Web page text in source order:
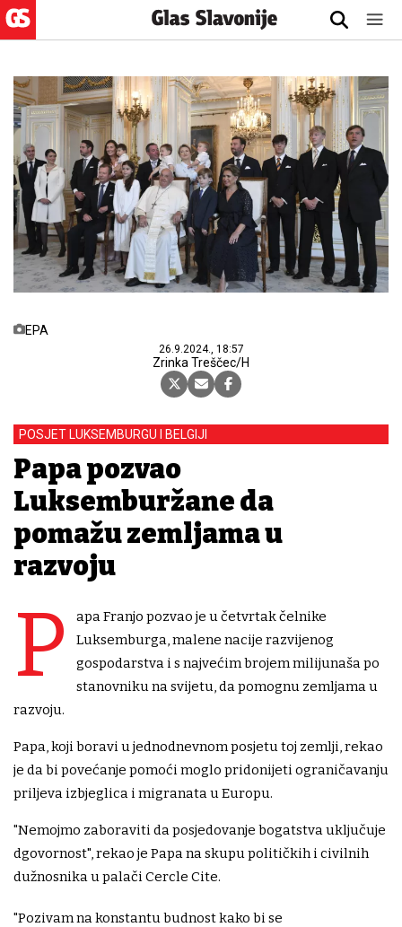
EPA
26.9.2024., 18:57
Zrinka Treščec/H
POSJET LUKSEMBURGU I BELGIJI
Papa pozvao
Luksemburžane da
pomažu zemljama u
razvoju
P
apa Franjo pozvao je u četvrtak čelnike
Luksemburga, malene nacije razvijenog
gospodarstva i s najvećim brojem milijunaša po
stanovniku na svijetu, da pomognu zemljama u
razvoju.
Papa, koji boravi u jednodnevnom posjetu toj zemlji, rekao
je da bi povećanje pomoći moglo pridonijeti ograničavanju
priljeva izbjeglica i migranata u Europu.
"Nemojmo zaboraviti da posjedovanje bogatstva uključuje
dgovornost", rekao je Papa na skupu političkih i civilnih
dužnosnika u palači Cercle Cite.
"Pozivam na konstantu budnost kako bi se